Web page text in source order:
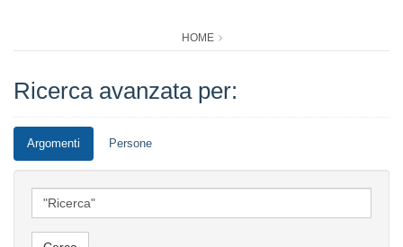
HOME
Ricerca avanzata per:
Argomenti Persone